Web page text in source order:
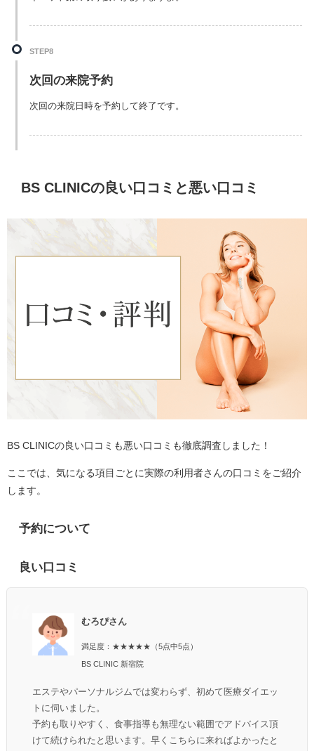
STEP8
次回の来院予約
次回の来院日時を予約して終了です。
BS CLINICの良い口コミと悪い口コミ
BS CLINICの良い口コミも悪い口コミも徹底調査しました！
ここでは、気になる項目ごとに実際の利用者さんの口コミをご紹介
します。
予約について
良い口コミ
むろぴさん
満足度：★★★★★（5点中5点）
BS CLINIC 新宿院
エステやパーソナルジムでは変わらず、初めて医療ダイエッ
トに伺いました。
予約も取りやすく、食事指導も無理ない範囲でアドバイス頂
けて続けられたと思います。早くこちらに来ればよかったと